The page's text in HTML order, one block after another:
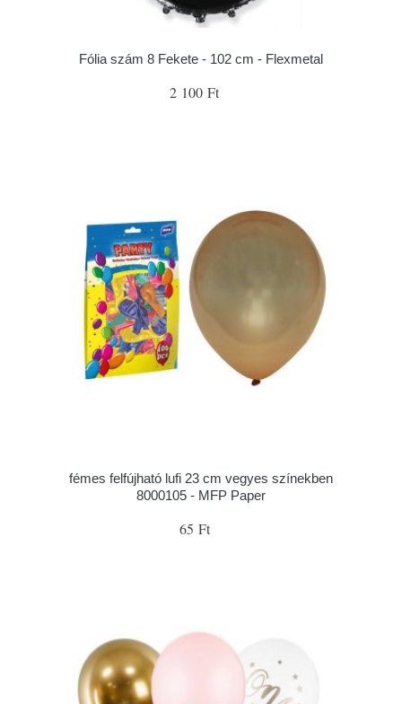
Fólia szám 8 Fekete - 102 cm - Flexmetal
2 100 Ft
fémes felfújható lufi 23 cm vegyes színekben
8000105 - MFP Paper
65 Ft